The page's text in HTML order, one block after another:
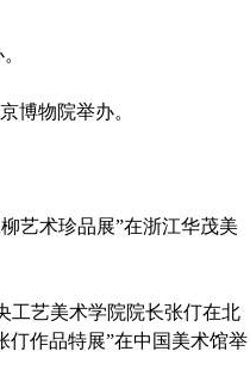
博物院举办。
艺术珍品展”在浙江华茂美
工艺美术学院院长张仃在北
作品特展”在中国美术馆举